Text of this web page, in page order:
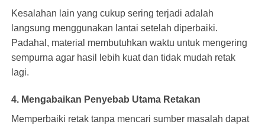
Kesalahan lain yang cukup sering terjadi adalah
langsung menggunakan lantai setelah diperbaiki.
Padahal, material membutuhkan waktu untuk mengering
sempurna agar hasil lebih kuat dan tidak mudah retak
lagi.
4. Mengabaikan Penyebab Utama Retakan
Memperbaiki retak tanpa mencari sumber masalah dapat